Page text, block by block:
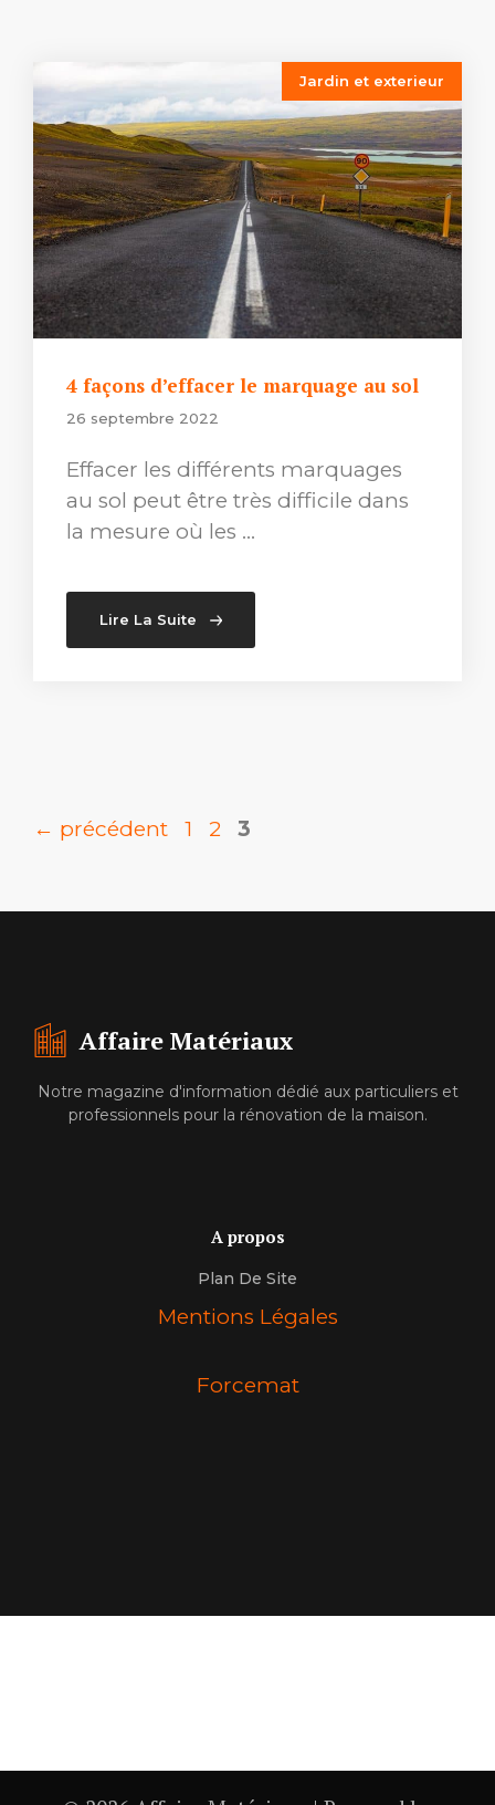
Jardin et exterieur
4 façons d’effacer le marquage au sol
26 septembre 2022
Effacer les différents marquages
au sol peut être très difficile dans
la mesure où les …
Lire La Suite
← précédent Page
1 Page
2 Page
3
Affaire Matériaux
Notre magazine d'information dédié aux particuliers et
professionnels pour la rénovation de la maison.
A propos
Plan De Site
Mentions Légales
Forcemat